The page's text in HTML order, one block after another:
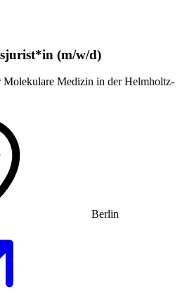
(m/w/d)
Medizin in der Helmholtz-
Berlin